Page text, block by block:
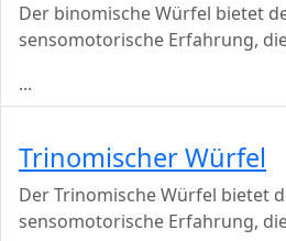
Der binomische Würfel bietet
sensomotorische Erfahrung,
...
Trinomischer Würfel
Der Trinomische Würfel bietet
sensomotorische Erfahrung,